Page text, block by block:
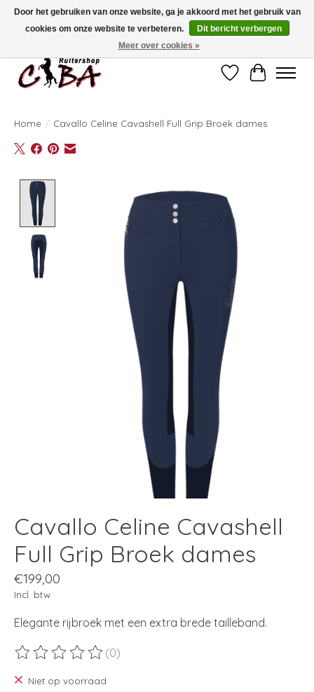
Bij vragen kan u ons contacteren op het nummer 011/60.67.34 ofciba@skynet.be
Ambachtstraat 22 A, 3530 Helchteren
Verlanglijst
Home / Cavallo Celine Cavashell Full Grip Broek dames
Cavallo Celine Cavashell
Full Grip Broek dames
€199,00
Incl. btw
Elegante rijbroek met een extra brede tailleband.
De beoordeling van dit product is
(0)
Niet op voorraad
Door het gebruiken van onze website, ga je akkoord met het gebruik van
cookies om onze website te verbeteren.
Dit bericht verbergen
Meer over cookies »